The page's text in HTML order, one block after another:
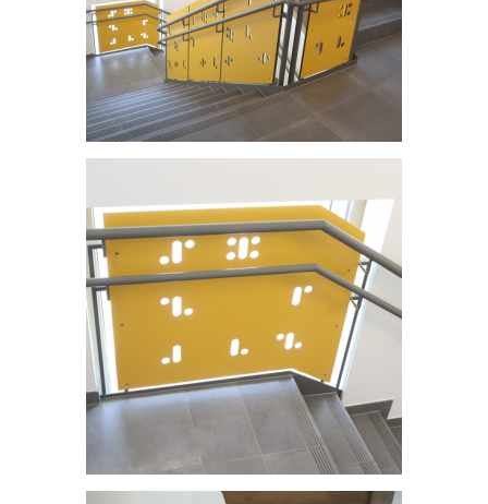
Centre scolaire et structure intégrative -Dahl
Centre scolaire et structure intégrative - Dahl